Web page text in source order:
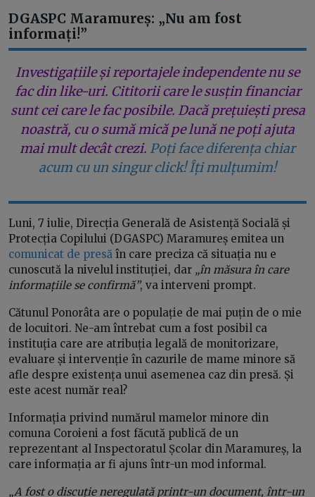
DGASPC Maramureș: „Nu am fost
informați!”
Investigațiile și reportajele independente nu se
fac din like-uri. Cititorii care le susțin financiar
sunt cei care le fac posibile. Dacă prețuiești presa
noastră, cu o sumă mică pe lună ne poți ajuta
mai mult decât crezi. Poți face diferența chiar
acum cu un singur click! Îți mulțumim!
Luni, 7 iulie, Direcția Generală de Asistență Socială și
Protecția Copilului (DGASPC) Maramureș emitea un
comunicat de presă în care preciza că situația nu e
cunoscută la nivelul instituției, dar „în măsura în care
informațiile se confirmă”, va interveni prompt.
Cătunul Ponorâta are o populație de mai puțin de o mie
de locuitori. Ne-am întrebat cum a fost posibil ca
instituția care are atribuția legală de monitorizare,
evaluare și intervenție în cazurile de mame minore să
afle despre existența unui asemenea caz din presă. Și
este acest număr real?
Informația privind numărul mamelor minore din
comuna Coroieni a fost făcută publică de un
reprezentant al Inspectoratul Școlar din Maramureș, la
care informația ar fi ajuns într-un mod informal.
„A fost o discuție neregulată printr-un document, într-un